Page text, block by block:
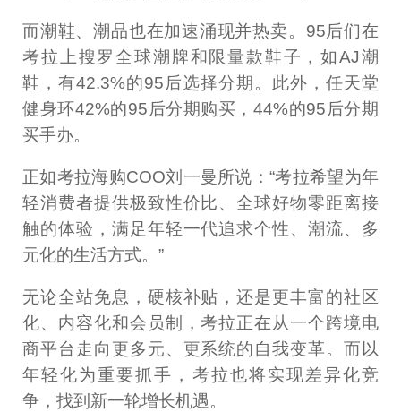
而潮鞋、潮品也在加速涌现并热卖。95后们在
考拉上搜罗全球潮牌和限量款鞋子，如AJ潮
鞋，有42.3%的95后选择分期。此外，任天堂
健身环42%的95后分期购买，44%的95后分期
买手办。
正如考拉海购COO刘一曼所说：“考拉希望为年
轻消费者提供极致性价比、全球好物零距离接
触的体验，满足年轻一代追求个性、潮流、多
元化的生活方式。”
无论全站免息，硬核补贴，还是更丰富的社区
化、内容化和会员制，考拉正在从一个跨境电
商平台走向更多元、更系统的自我变革。而以
年轻化为重要抓手，考拉也将实现差异化竞
争，找到新一轮增长机遇。